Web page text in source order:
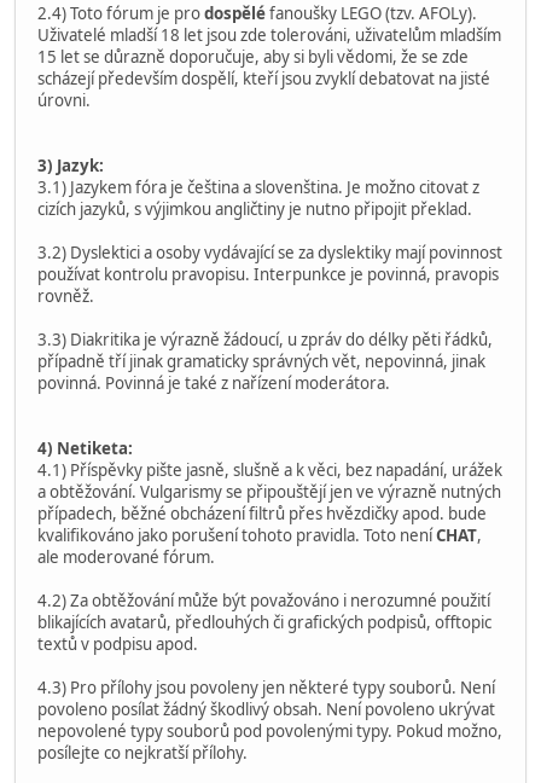
2.4) Toto fórum je prodospěléfanoušky LEGO (tzv. AFOLy).
Uživatelé mladší 18 let jsou zde tolerováni, uživatelům mladším
15 let se důrazně doporučuje, aby si byli vědomi, že se zde
scházejí především dospělí, kteří jsou zvyklí debatovat na jisté
úrovni.
3) Jazyk:
3.1) Jazykem fóra je čeština a slovenština. Je možno citovat z
cizích jazyků, s výjimkou angličtiny je nutno připojit překlad.
3.2) Dyslektici a osoby vydávající se za dyslektiky mají povinnost
používat kontrolu pravopisu. Interpunkce je povinná, pravopis
rovněž.
3.3) Diakritika je výrazně žádoucí, u zpráv do délky pěti řádků,
případně tří jinak gramaticky správných vět, nepovinná, jinak
povinná. Povinná je také z nařízení moderátora.
4) Netiketa:
4.1) Příspěvky pište jasně, slušně a k věci, bez napadání, urážek
a obtěžování. Vulgarismy se připouštějí jen ve výrazně nutných
případech, běžné obcházení filtrů přes hvězdičky apod. bude
kvalifikováno jako porušení tohoto pravidla. Toto neníCHAT,
ale moderované fórum.
4.2) Za obtěžování může být považováno i nerozumné použití
blikajících avatarů, předlouhých či grafických podpisů, offtopic
textů v podpisu apod.
4.3) Pro přílohy jsou povoleny jen některé typy souborů. Není
povoleno posílat žádný škodlivý obsah. Není povoleno ukrývat
nepovolené typy souborů pod povolenými typy. Pokud možno,
posílejte co nejkratší přílohy.